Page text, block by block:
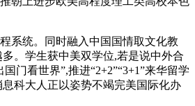
统。同时融入中国国情取文化教
。学生获中美双学位,若是说中外合
门看世界”,推进“2+2”“3+1”来华留学
科大人正以姿势不竭完美国际化办